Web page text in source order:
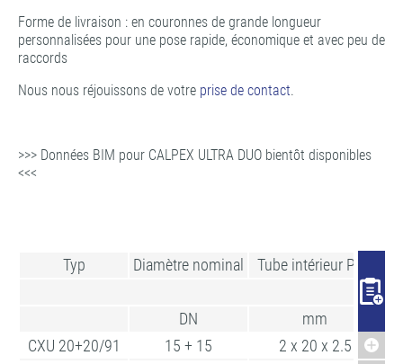
Forme de livraison : en couronnes de grande longueur
personnalisées pour une pose rapide, économique et avec peu de
raccords
Nous nous réjouissons de votre prise de contact.
>>> Données BIM pour CALPEX ULTRA DUO bientôt disponibles
<<<
Typ Diamètre nominal Tube intérieur PEX
DN
mm
CXU 20+20/91
15 + 15
2 x 20 x 2.5